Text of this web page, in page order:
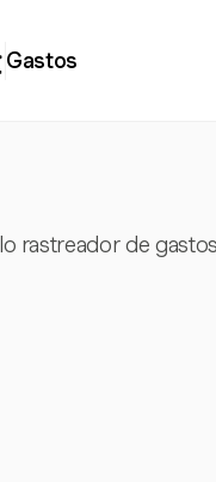
Gastos
rastreador de